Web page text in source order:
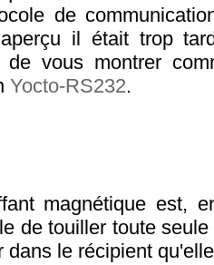
de
il était trop
de vous montrer
Yocto-RS232.
magnétique est,
de touiller toute
dans le récipient